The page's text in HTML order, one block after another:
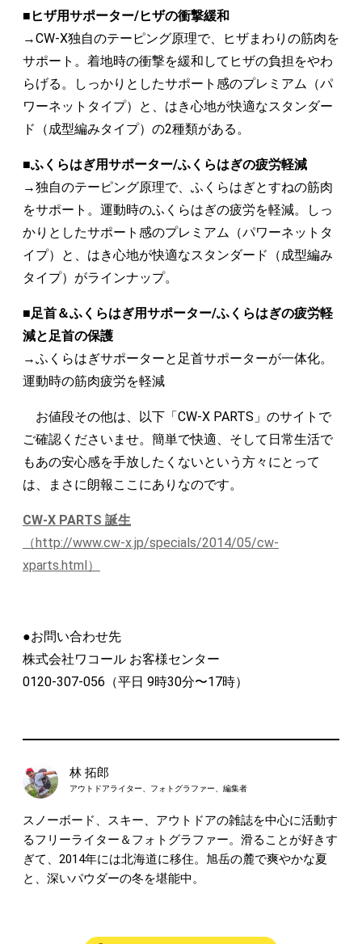
■ヒザ用サポーター/ヒザの衝撃緩和
→CW-X独自のテーピング原理で、ヒザまわりの筋肉を
サポート。着地時の衝撃を緩和してヒザの負担をやわ
らげる。しっかりとしたサポート感のプレミアム（パ
ワーネットタイプ）と、はき心地が快適なスタンダー
ド（成型編みタイプ）の2種類がある。
■ふくらはぎ用サポーター/ふくらはぎの疲労軽減
→独自のテーピング原理で、ふくらはぎとすねの筋肉
をサポート。運動時のふくらはぎの疲労を軽減。しっ
かりとしたサポート感のプレミアム（パワーネットタ
イプ）と、はき心地が快適なスタンダード（成型編み
タイプ）がラインナップ。
■足首＆ふくらはぎ用サポーター/ふくらはぎの疲労軽
減と足首の保護
→ふくらはぎサポーターと足首サポーターが一体化。
運動時の筋肉疲労を軽減
お値段その他は、以下「CW-X PARTS」のサイトで
ご確認くださいませ。簡単で快適、そして日常生活で
もあの安心感を手放したくないという方々にとって
は、まさに朗報ここにありなのです。
CW-X PARTS 誕生
（http://www.cw-x.jp/specials/2014/05/cw-
xparts.html）
●お問い合わせ先
株式会社ワコール お客様センター
0120-307-056（平日 9時30分〜17時）
林 拓郎
アウトドアライター、フォトグラファー、編集者
スノーボード、スキー、アウトドアの雑誌を中心に活動す
るフリーライター＆フォトグラファー。滑ることが好きす
ぎて、2014年には北海道に移住。旭岳の麓で爽やかな夏
と、深いパウダーの冬を堪能中。